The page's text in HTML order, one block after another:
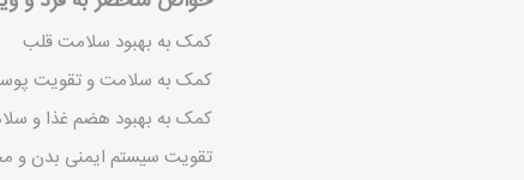
کمک به بهبود سلامت قلب
کمک به سلامت و تقویت
کمک به بهبود هضم غذا و
تقویت سیستم ایمنی بدن و